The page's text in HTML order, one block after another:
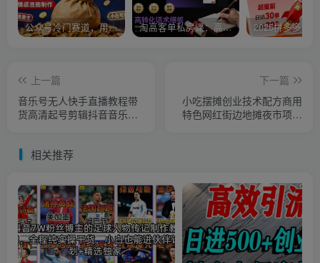
公众号冷门赛道，用AI做情感漫画，7天开通流量主，操作简单，小白可玩 淘高客单私房课：高客单成交的3个核心基础，1个实操法宝
上一篇
音乐号无人快手直播教程带
货高清起号剪辑抖音音乐视
下一篇
小吃摆摊创业技术配方商用
特色网红街边地摊夜市项目
相关推荐